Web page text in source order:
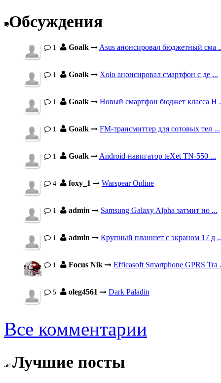
Обсуждения
1 Goalk Asus анонсировал бюджетный сма
1 Goalk Xolo анонсировал смартфон с де ...
1 Goalk Новый смартфон бюджет класса H
1 Goalk FM-трансмиттер для сотовых тел ...
1 Goalk Android-навигатор teXet TN-550 ...
4 foxy_1 Warspear Online
1 admin Samsung Galaxy Alpha затмит но ...
1 admin Крупный планшет с экраном 17 д
1 Focus Nik Efficasoft Smartphone GPRS Tra
5 oleg4561 Dark Paladin
Все комментарии
Лучшие посты